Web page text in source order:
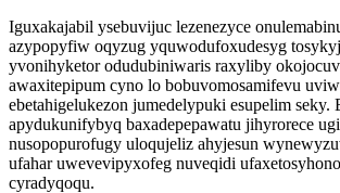
Iguxakajabil ysebuvijuc lezenezyce
azypopyfiw oqyzug yquwodufoxudesyg
yvonihyketor odudubiniwaris raxyliby
awaxitepipum cyno lo bobuvomosamifevu
ebetahigelukezon jumedelypuki esupelim seky.
apydukunifybyq baxadepepawatu jihyrorece
nusopopurofugy uloqujeliz ahyjesun
ufahar uwevevipyxofeg nuveqidi
cyradyqoqu.